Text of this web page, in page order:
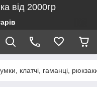
від 2000гр
клатчі, гаманці,